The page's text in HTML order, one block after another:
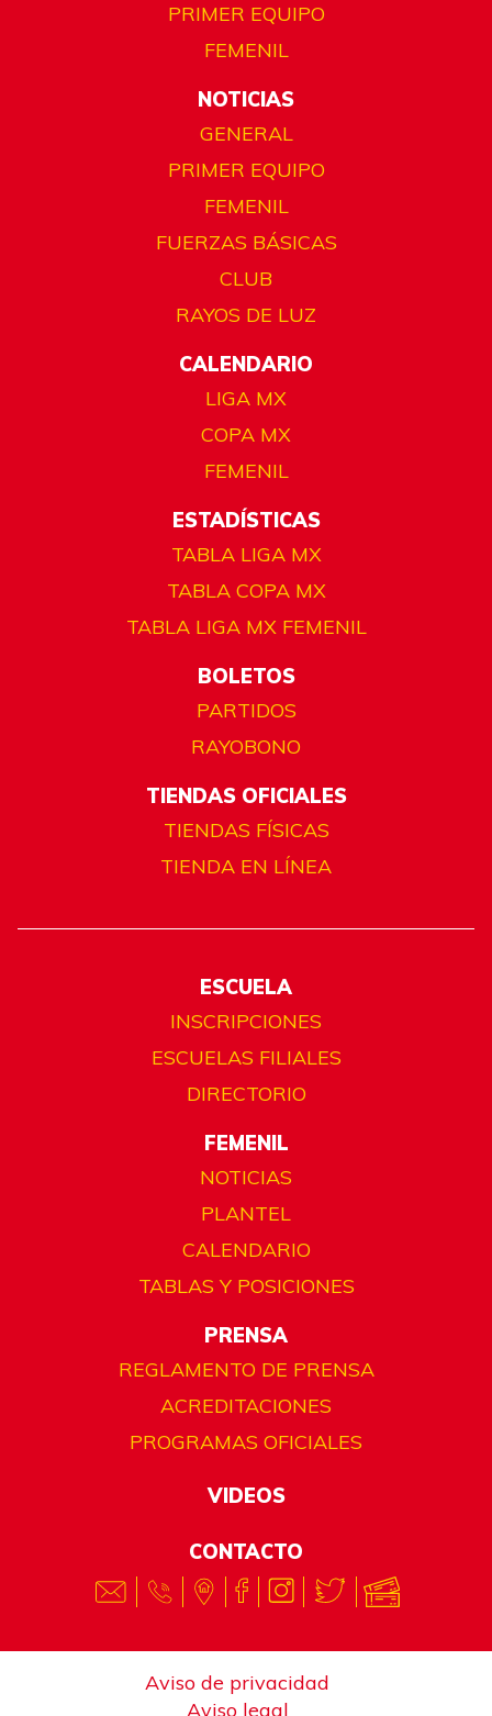
PRIMER EQUIPO
FEMENIL
NOTICIAS
GENERAL
PRIMER EQUIPO
FEMENIL
FUERZAS BÁSICAS
CLUB
RAYOS DE LUZ
CALENDARIO
LIGA MX
COPA MX
FEMENIL
ESTADÍSTICAS
TABLA LIGA MX
TABLA COPA MX
TABLA LIGA MX FEMENIL
BOLETOS
PARTIDOS
RAYOBONO
TIENDAS OFICIALES
TIENDAS FÍSICAS
TIENDA EN LÍNEA
ESCUELA
INSCRIPCIONES
ESCUELAS FILIALES
DIRECTORIO
FEMENIL
NOTICIAS
PLANTEL
CALENDARIO
TABLAS Y POSICIONES
PRENSA
REGLAMENTO DE PRENSA
ACREDITACIONES
PROGRAMAS OFICIALES
VIDEOS
CONTACTO
Aviso de privacidad
Aviso legal